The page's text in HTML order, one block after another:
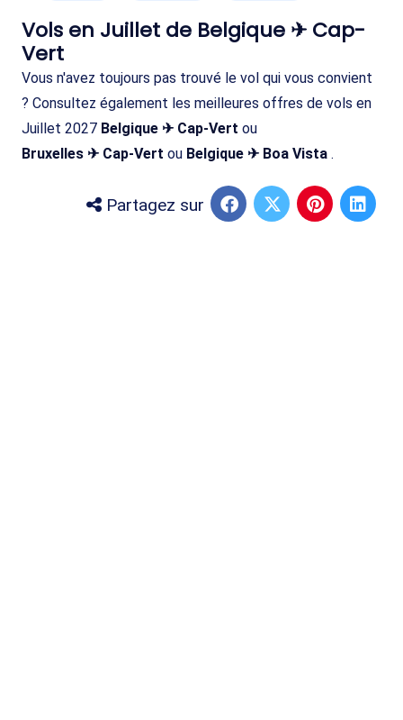
Vols en Juillet de Belgique ✈ Cap-
Vert
Vous n'avez toujours pas trouvé le vol qui vous convient
? Consultez également les meilleures offres de vols en
Juillet 2027 Belgique ✈ Cap-Vert ou
Bruxelles ✈ Cap-Vert ou Belgique ✈ Boa Vista .
Partagez sur